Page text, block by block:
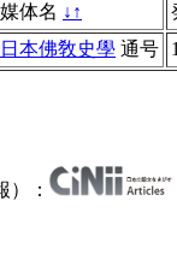
媒体名 ↓ ↑
日本佛敎史學 通号
：